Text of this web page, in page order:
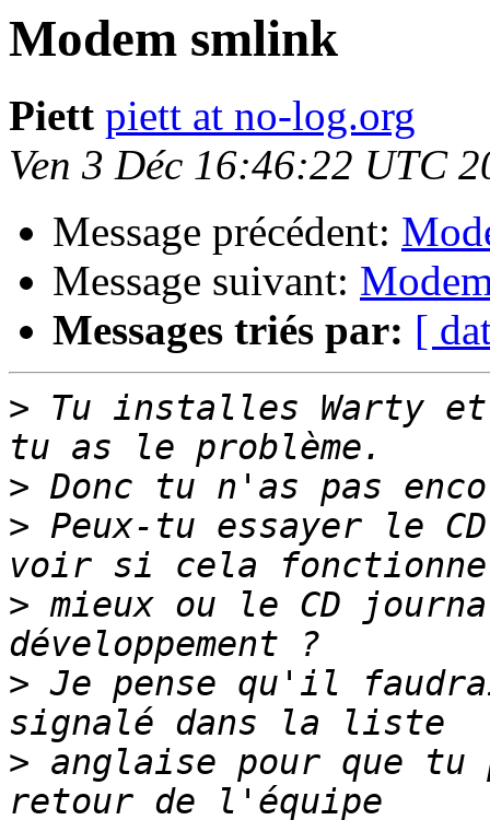
Modem smlink
Piett piett at no-log.org
Ven 3 Déc 16:46:22 UTC
Message précédent:
Message suivant:
Messages triés par: [
> Tu installes Warty
>
> Peux-tu essayer le
> mieux ou le CD
> Je pense qu'il
> anglaise pour que